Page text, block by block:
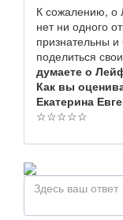
К сожалению, о
нет ни одного
признательны
поделиться
думаете о
Как вы
Екатерина
☆☆☆☆☆